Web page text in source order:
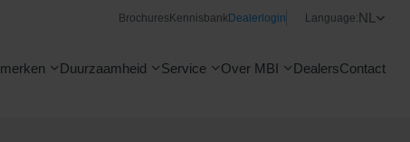
Brochures KennisbankDealerlogin Language:NL
Duurzaamheid Service Over MBI DealersContact